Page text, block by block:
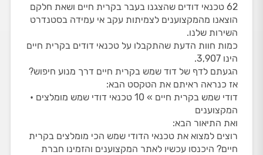
62 טכנאי דודים שהצגנו בעבר בקרית חיים ושאת חלקם
הוצאנו מהמקצוענים לצמיתות עקב אי עמידה בסטנדרט
השירות שלנו.
כמות חוות הדעת שהתקבלו על טכנאי דודים בקרית חיים
הינו 3,907.
הגעתם לדף של דוד שמש בקרית חיים דרך מנוע חיפוש?
אז כנראה ראיתם את הטקסט הבא:
דודי שמש בקרית חיים » 10 טכנאי דודי שמש מומלצים •
המקצוענים
ואת התיאור הבא:
רוצים למצוא את טכנאי הדודי שמש הכי מומלצים בקרית
חיים? היכנסו עכשיו לאתר המקצוענים והזמינו חברת